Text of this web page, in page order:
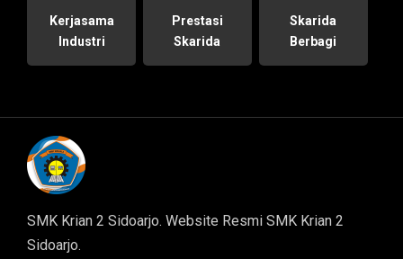
Kerjasama
Industri
Prestasi
Skarida
Skarida
Berbagi
SMK Krian 2 Sidoarjo. Website Resmi SMK Krian 2
Sidoarjo.